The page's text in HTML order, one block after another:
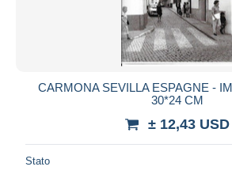
CARMONA SEVILLA ESPAGNE -
30*24 CM
± 12,43 USD
Stato